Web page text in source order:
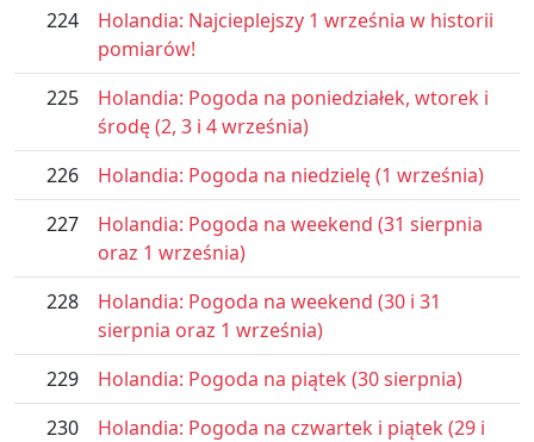
224
Holandia: Najcieplejszy 1 września w historii
pomiarów!
225
Holandia: Pogoda na poniedziałek, wtorek i
środę (2, 3 i 4 września)
226
Holandia: Pogoda na niedzielę (1 września)
227
Holandia: Pogoda na weekend (31 sierpnia
oraz 1 września)
228
Holandia: Pogoda na weekend (30 i 31
sierpnia oraz 1 września)
229
Holandia: Pogoda na piątek (30 sierpnia)
230
Holandia: Pogoda na czwartek i piątek (29 i